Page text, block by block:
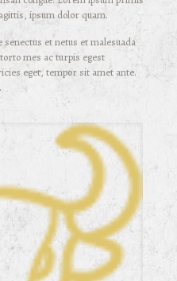
ipsum dolor quam.
et netus et malesuada
mes ac turpis egest
eget, tempor sit amet ante.